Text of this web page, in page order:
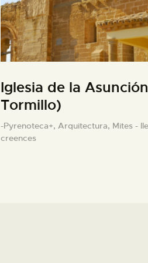
Iglesia de la
Tormillo)
-Pyrenoteca+, Arquitectura, Mites -
creences